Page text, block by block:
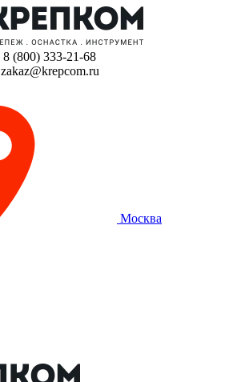
8 (800) 333-21-68
zakaz@krepcom.ru
Москва